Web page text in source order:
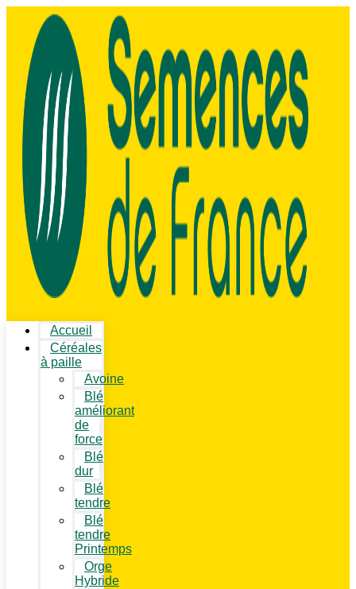
Accueil
Céréales
à paille
Avoine
Blé
améliorant
de
force
Blé
dur
Blé
tendre
Blé
tendre
Printemps
Orge
Hybride